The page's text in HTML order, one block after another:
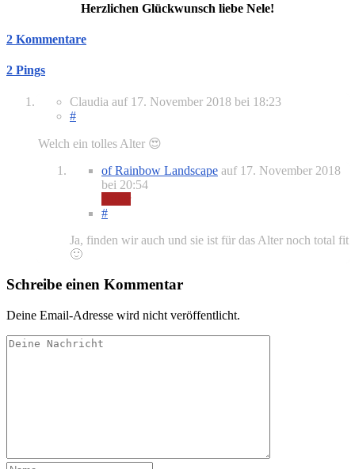
Herzlichen Glückwunsch liebe Nele!
2 Kommentare
2 Pings
Claudia auf 17. November 2018 bei 18:23
#
Welch ein tolles Alter 😍
of Rainbow Landscape auf 17. November 2018
bei 20:54
#
Ja, finden wir auch und sie ist für das Alter noch total fit
🙂
Schreibe einen Kommentar
Deine Email-Adresse wird nicht veröffentlicht.